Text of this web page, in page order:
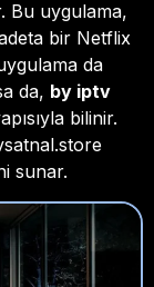
Bu uygulama,
bir Netflix
da
da, by iptv
bilinir.
sunar.